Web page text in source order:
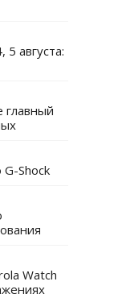
августа:
главный
Shock
Watch